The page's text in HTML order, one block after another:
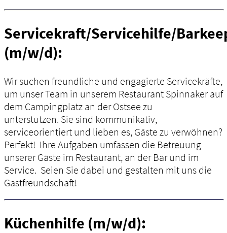
Servicekraft/Servicehilfe/
(m/w/d):
Wir suchen freundliche und engagierte Servicekräfte,
um unser Team in unserem Restaurant Spinnaker auf
dem Campingplatz an der Ostsee zu
unterstützen. Sie sind kommunikativ,
serviceorientiert und lieben es, Gäste zu verwöhnen?
Perfekt! Ihre Aufgaben umfassen die Betreuung
unserer Gäste im Restaurant, an der Bar und im
Service. Seien Sie dabei und gestalten mit uns die
Gastfreundschaft!
Küchenhilfe (m/w/d):